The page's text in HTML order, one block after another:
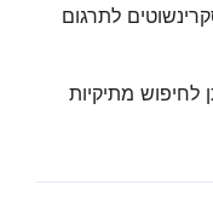
לתרגום
לחיפוש מתיקיות